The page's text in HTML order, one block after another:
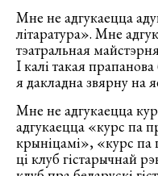
Мне не адгукаецца
літаратура». Мне
тэатральная
І калі такая
я дакладна звярну на
Мне не адгукаецца
адгукаецца «курс па
крыніцамі», «курс па
ці клуб гістарычнай